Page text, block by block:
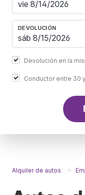
DEVOLUCIÓN
Devolución en la
Conductor entre 30
Alquiler de autos